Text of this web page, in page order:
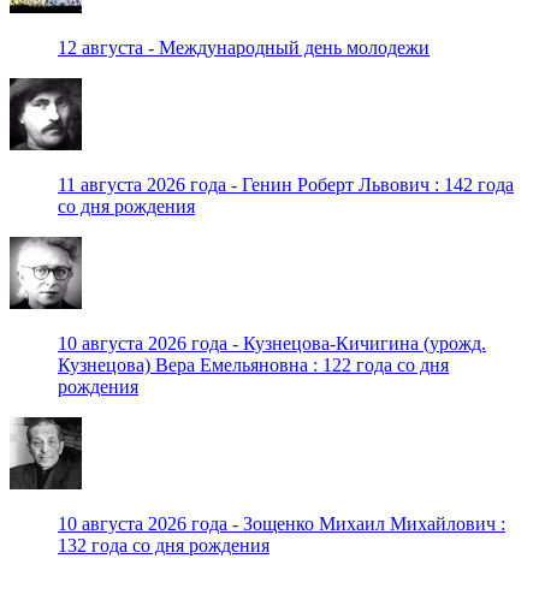
12 августа - Международный день молодежи
11 августа 2026 года - Генин Роберт Львович : 142 года
со дня рождения
10 августа 2026 года - Кузнецова-Кичигина (урожд.
Кузнецова) Вера Емельяновна : 122 года со дня
рождения
10 августа 2026 года - Зощенко Михаил Михайлович :
132 года со дня рождения